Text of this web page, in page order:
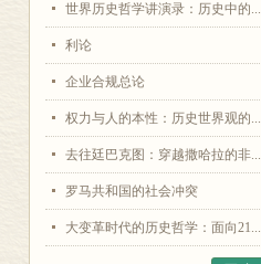
世界历史哲学讲演录：历史中的...
利论
企业合规总论
权力与人的本性：历史世界观的...
去往廷巴克图：穿越撒哈拉的非...
罗马共和国的社会冲突
大变革时代的历史哲学：面向21...